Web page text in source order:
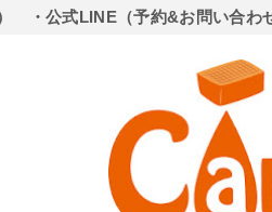
・公式LINE（予約&お問い合わ